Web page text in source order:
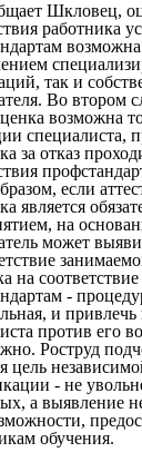
Шкловец,
работника
так и
Во втором
возможна
специалиста,
за отказ
если
является
на
может
на соответствие
-
и привлечь
против его
Роструд
цель
- не
а выявление
обучения.